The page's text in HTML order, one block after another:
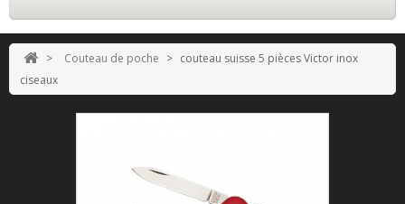
> Couteau de poche > couteau suisse 5 pièces Victor inox
ciseaux